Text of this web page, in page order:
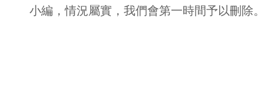
小編，情況屬實，我們會第一時間予以刪除